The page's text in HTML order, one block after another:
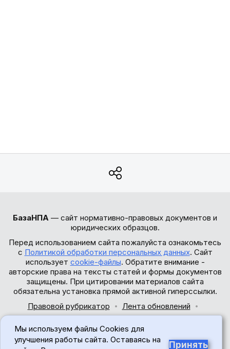
БазаНПА — сайт нормативно-правовых документов и
юридических образцов.
Перед использованием сайта пожалуйста ознакомьтесь
с Политикой обработки персональных данных. Сайт
использует cookie-файлы. Обратите внимание -
авторские права на тексты статей и формы документов
защищены. При цитировании материалов сайта
обязательна установка прямой активной гиперссылки.
Правовой рубрикатор
Лента обновлений
© 2017-2026
Мы используем файлы Cookies для
улучшения работы сайта. Оставаясь на
Принять